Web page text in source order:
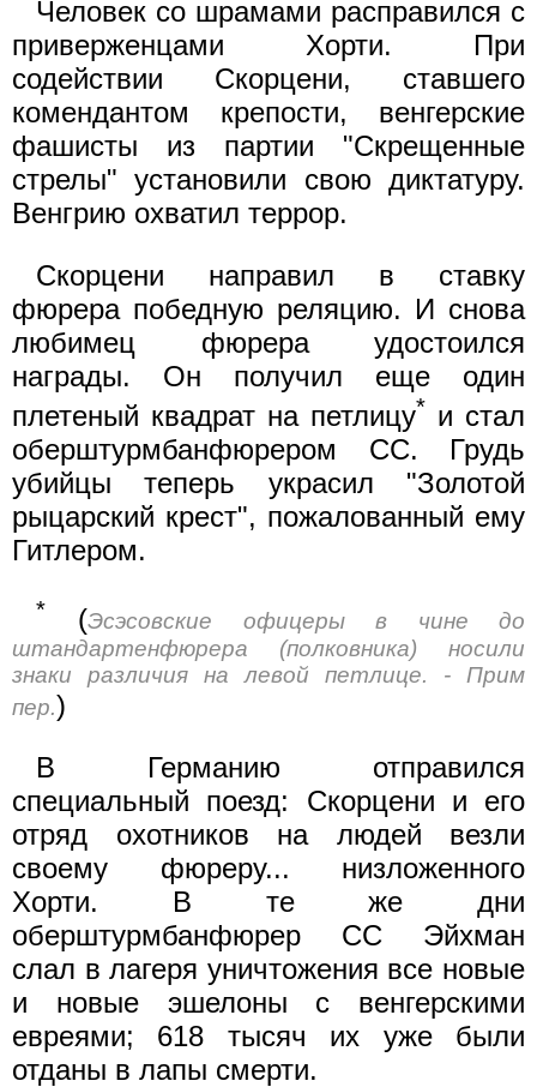
Человек со шрамами расправился с
приверженцами Хорти. При
содействии Скорцени, ставшего
комендантом крепости, венгерские
фашисты из партии "Скрещенные
стрелы" установили свою диктатуру.
Венгрию охватил террор.
Скорцени направил в ставку
фюрера победную реляцию. И снова
любимец фюрера удостоился
награды. Он получил еще один
плетеный квадрат на петлицу* и стал
оберштурмбанфюрером СС. Грудь
убийцы теперь украсил "Золотой
рыцарский крест", пожалованный ему
Гитлером.
* (Эсэсовские офицеры в чине до
штандартенфюрера (полковника) носили
знаки различия на левой петлице. - Прим
пер.)
В Германию отправился
специальный поезд: Скорцени и его
отряд охотников на людей везли
своему фюреру... низложенного
Хорти. В те же дни
оберштурмбанфюрер СС Эйхман
слал в лагеря уничтожения все новые
и новые эшелоны с венгерскими
евреями; 618 тысяч их уже были
отданы в лапы смерти.